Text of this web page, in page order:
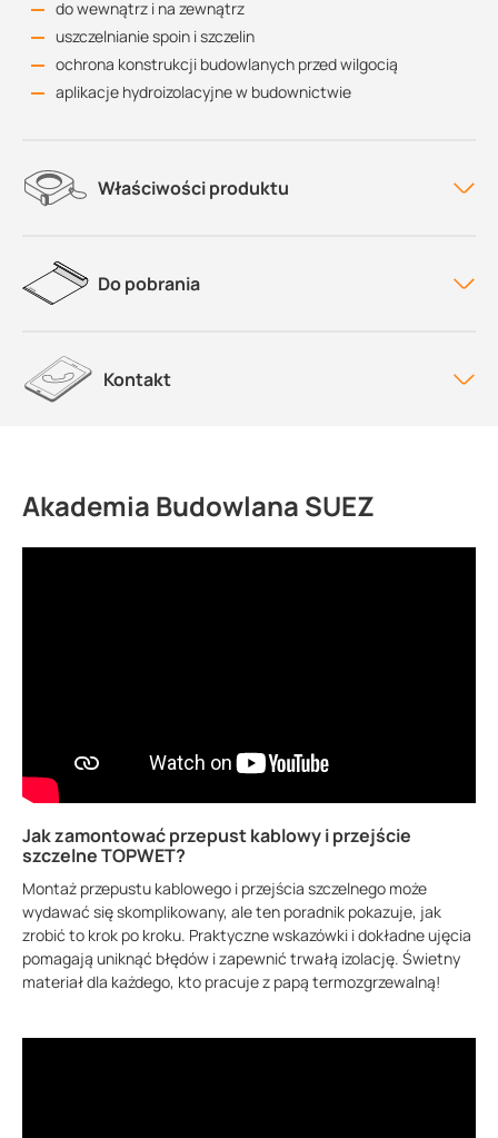
do wewnątrz i na zewnątrz
uszczelnianie spoin i szczelin
ochrona konstrukcji budowlanych przed wilgocią
aplikacje hydroizolacyjne w budownictwie
Właściwości produktu
Do pobrania
Kontakt
Akademia Budowlana SUEZ
Jak zamontować przepust kablowy i przejście
szczelne TOPWET?
Montaż przepustu kablowego i przejścia szczelnego może
wydawać się skomplikowany, ale ten poradnik pokazuje, jak
zrobić to krok po kroku. Praktyczne wskazówki i dokładne ujęcia
pomagają uniknąć błędów i zapewnić trwałą izolację. Świetny
materiał dla każdego, kto pracuje z papą termozgrzewalną!